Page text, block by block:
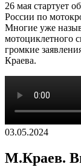
26 мая стартует
России по
Многие уже
мотоциклетного
громкие
Краева.
03.05.2024
М.Краев.